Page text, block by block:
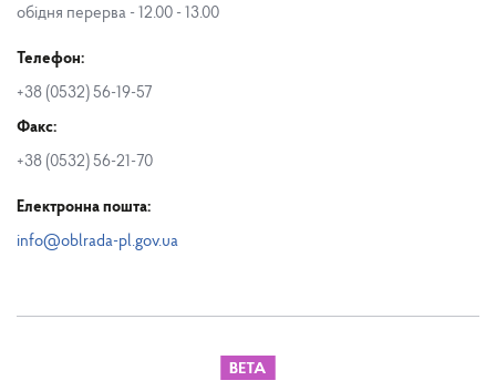
обідня перерва - 12.00 - 13.00
Телефон:
+38 (0532) 56-19-57
Факс:
+38 (0532) 56-21-70
Електронна пошта:
info@oblrada-pl.gov.ua